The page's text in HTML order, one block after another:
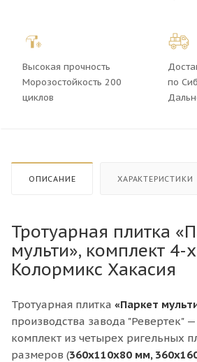
Высокая прочность
Морозостойкость 200
циклов
по
ОПИСАНИЕ ХАРАКТЕРИСТИКИ
Тротуарная плитка
мульти», комплект 4-
Колормикс Хакасия
Тротуарная плитка «Паркет
производства завода "Ревертек"
комплект из четырех ригельных
размеров (360x110x80 мм,